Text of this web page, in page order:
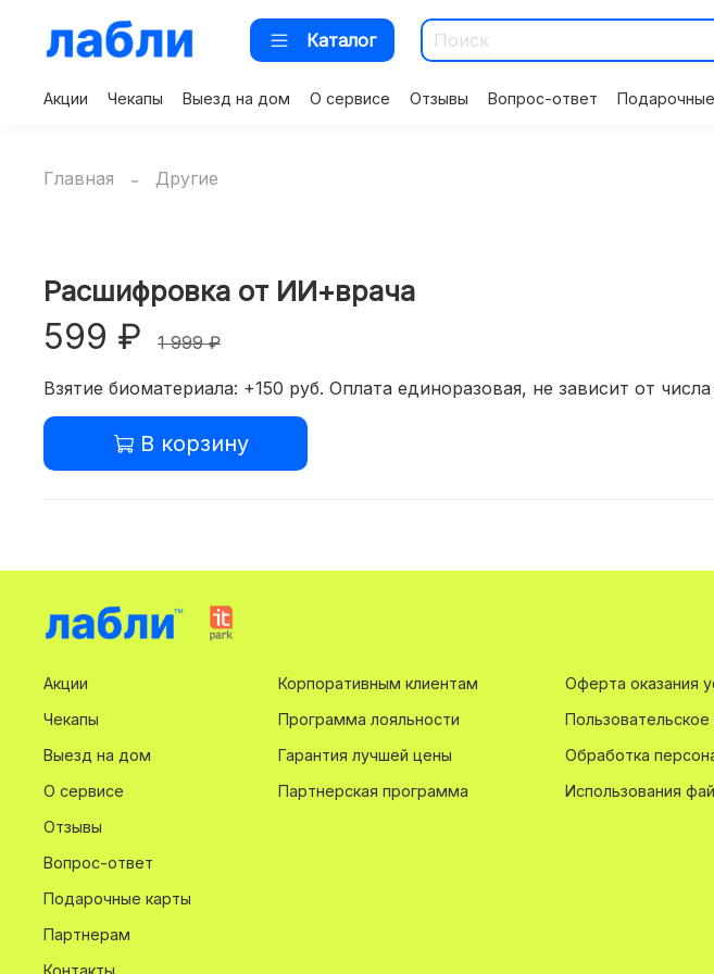
Каталог
Акции Чекапы Выезд на дом О сервисе Отзывы Вопрос-ответ
Главная Другие
Расшифровка от ИИ+врача
599 ₽ 1 999 ₽
Взятие биоматериала: +150 руб. Оплата единоразовая, не зависит от числа
В корзину
Акции
Чекапы
Выезд на дом
О сервисе
Отзывы
Вопрос-ответ
Подарочные карты
Партнерам
Контакты
Корпоративным клиентам
Программа лояльности
Гарантия лучшей цены
Партнерская программа
Оферта оказания
Обработка
Использования